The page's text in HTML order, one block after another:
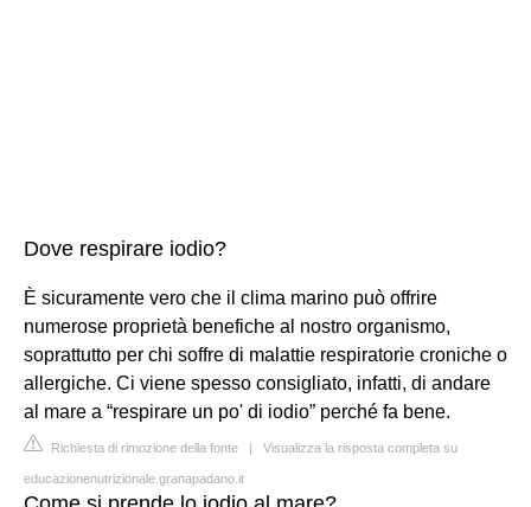
Dove respirare iodio?
È sicuramente vero che il clima marino può offrire
numerose proprietà benefiche al nostro organismo,
soprattutto per chi soffre di malattie respiratorie croniche o
allergiche. Ci viene spesso consigliato, infatti, di andare
al mare a “respirare un po' di iodio” perché fa bene.
Richiesta di rimozione della fonte | Visualizza la risposta completa su
educazionenutrizionale.granapadano.it